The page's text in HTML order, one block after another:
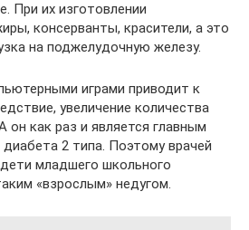
При их изготовлении
консерванты, красители, а это
на поджелудочную железу.
играми приводит к
увеличение количества
он как раз и является главным
2 типа. Поэтому врачей
младшего школьного
«взрослым» недугом.